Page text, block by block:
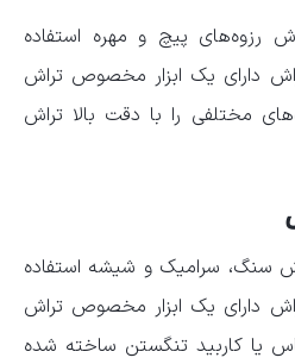
رزوه‌های پیچ و مهره استفاده
دارای یک ابزار مخصوص تراش
مختلفی را با دقت بالا تراش
سنگ، سرامیک و شیشه استفاده
دارای یک ابزار مخصوص تراش
یا کاربید تنگستن ساخته شده